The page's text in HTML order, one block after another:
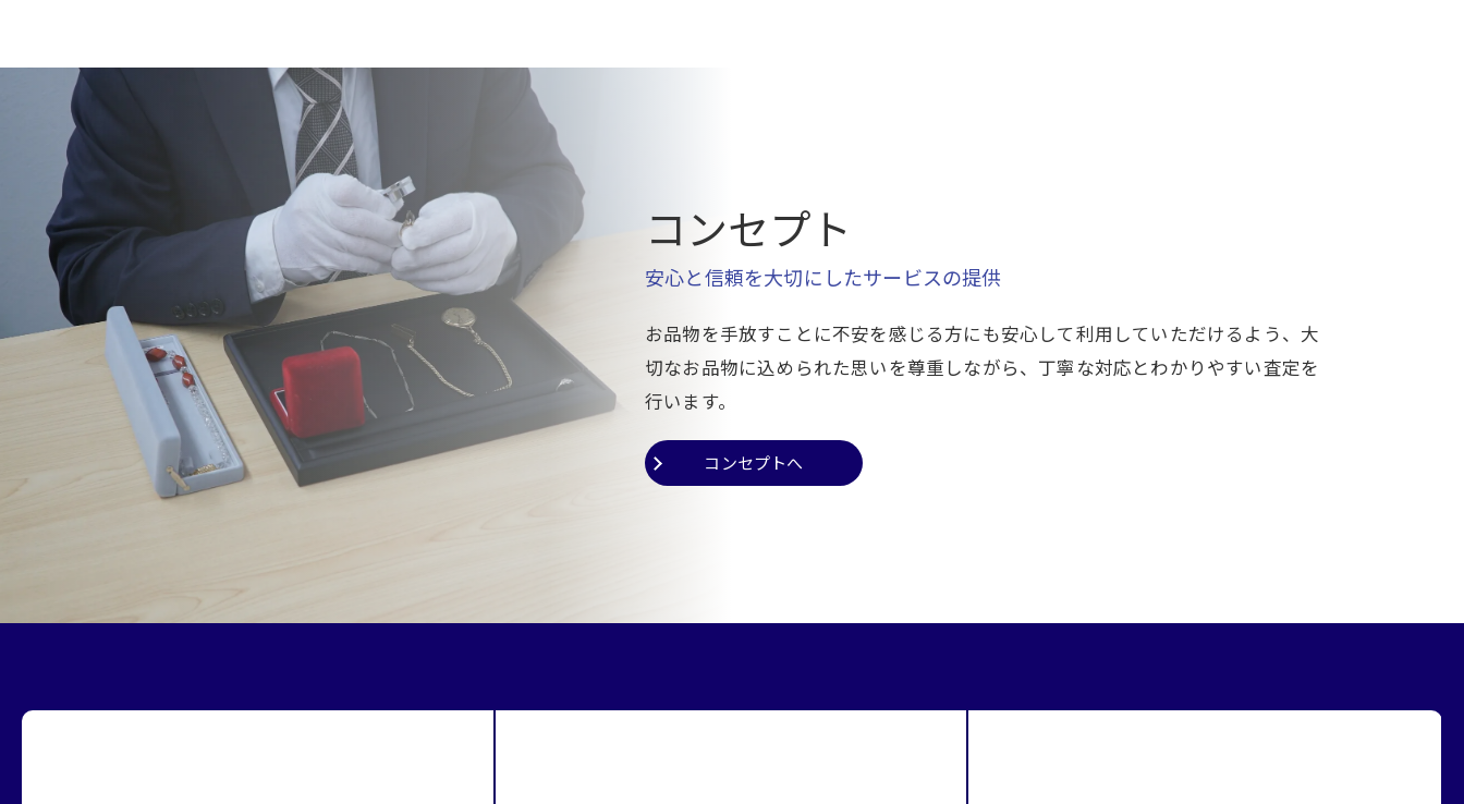
コンセプト
安心と信頼を大切にしたサービスの提供
お品物を手放すことに不安を感じる方にも安心して利用していただけるよう、大
切なお品物に込められた思いを尊重しながら、丁寧な対応とわかりやすい査定を
行います。
コンセプトへ